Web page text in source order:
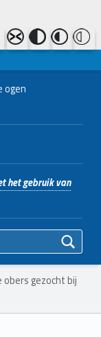
ogen
het gebruik van
obers gezocht bij